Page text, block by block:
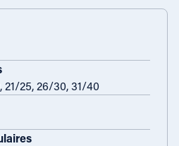
21/25, 26/30, 31/40